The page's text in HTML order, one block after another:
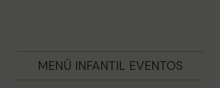
MENÚ INFANTIL EVENTOS